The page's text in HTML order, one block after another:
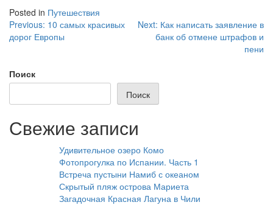
Posted in Путешествия
Навигация
по
записям
Previous: 10 самых красивых
дорог Европы
Next: Как написать заявление в
банк об отмене штрафов и
пени
Поиск
Поиск
Свежие записи
Удивительное озеро Комо
Фотопрогулка по Испании. Часть 1
Встреча пустыни Намиб с океаном
Скрытый пляж острова Мариета
Загадочная Красная Лагуна в Чили